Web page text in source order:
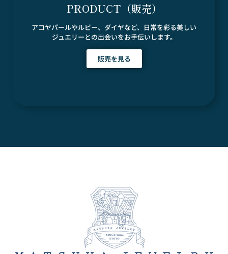
PRODUCT（販売）
アコヤパールやルビー、ダイヤなど、日常を彩る美しい
ジュエリーとの出会いをお手伝いします。
販売を見る